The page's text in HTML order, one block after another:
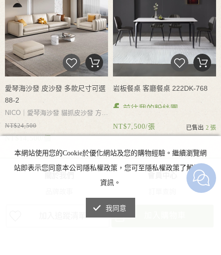
加入追蹤清單
用餐更自在
愛琴海沙發 皮沙發 多款尺寸可選
88-2
NICO｜愛琴海沙發 貓抓皮沙發 方塊
沙發 耐磨耐抓 寬大坐深 自由坐躺
可選
NT$24,500
NT$14,500/個
岩板餐桌 客廳餐桌 222DK-768
前往我的粉絲團
款尺寸可選 多款石材花紋可選 台灣
急速出貨 台灣門市可現場參觀
NT$7,500/張 已售出 2 張
本網站使用您的Cookie於優化網站及您的購物經驗。繼續瀏覽網
站即表示您同意本公司隱私權政策，您可至隱私權政策了解詳細
資訊。
我同意